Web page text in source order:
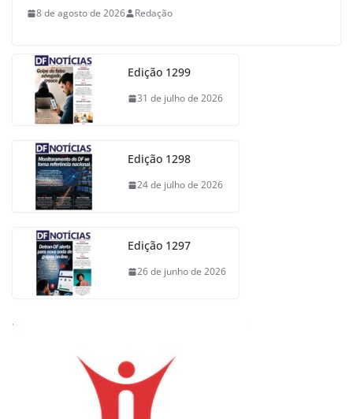
8 de agosto de 2026 Redação
Edição 1299
31 de julho de 2026
Edição 1298
24 de julho de 2026
Edição 1297
26 de junho de 2026